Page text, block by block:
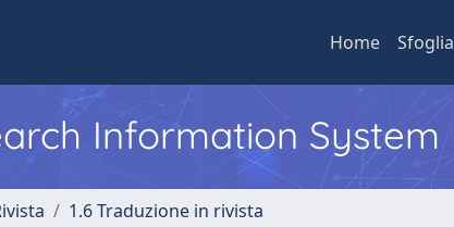
Home Sfoglia
Information System
1.6 Traduzione in rivista